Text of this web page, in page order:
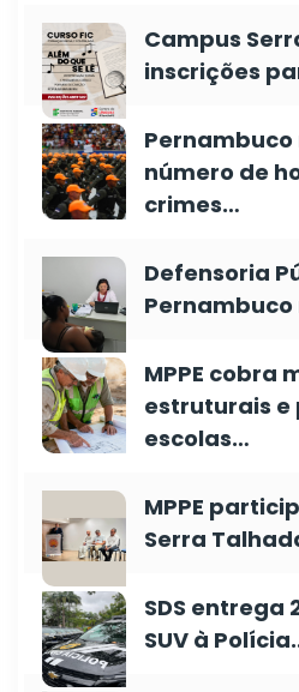
Campus
inscrições
número de
crimes…
Defensoria
Pernambuco
MPPE cobra
estruturais e
escolas…
MPPE
Serra
SDS entrega
SUV à